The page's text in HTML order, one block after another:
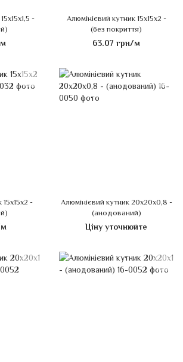
-
Алюмінієвий кутник 15х15х2 -
(без покриття)
63.07 грн/м
-
Алюмінієвий кутник 20х20х0,8 -
(анодований)
Ціну уточнюйте